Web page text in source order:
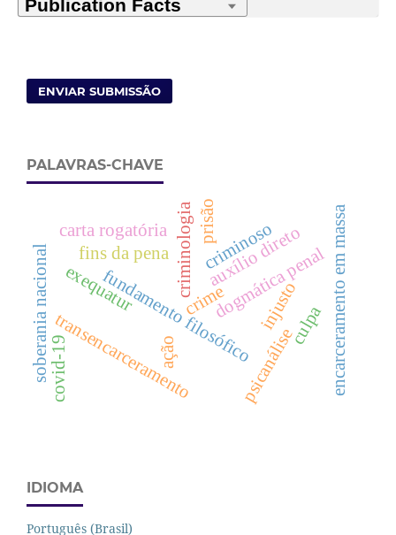
ENVIAR SUBMISSÃO
PALAVRAS-CHAVE
ação
crimedogmática penal
fundamento filosófico
criminologiacriminoso
psicanálise
injustoculpa
transencarceramento encarceramento em massa
fins da pena
carta rogatória auxílio direto
exequatur
soberania nacional
prisão
covid-19
IDIOMA
Português (Brasil)